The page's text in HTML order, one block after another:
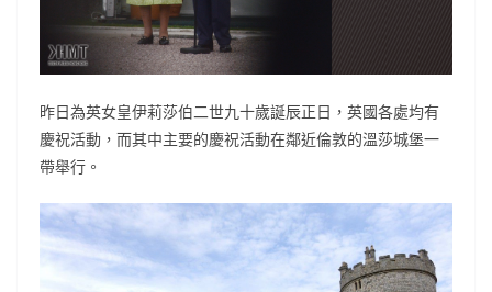
昨日為英女皇伊莉莎伯二世九十歲誕辰正日，英國各處均有
慶祝活動，而其中主要的慶祝活動在鄰近倫敦的溫莎城堡一
帶舉行。